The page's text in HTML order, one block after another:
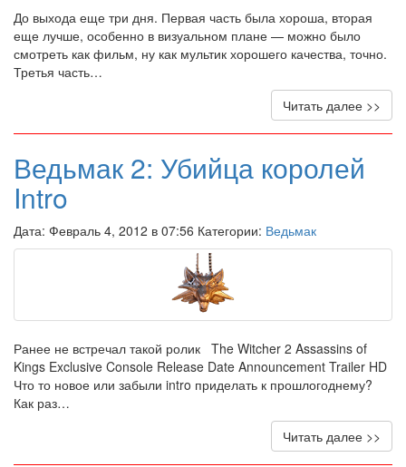
До выхода еще три дня. Первая часть была хороша, вторая
еще лучше, особенно в визуальном плане — можно было
смотреть как фильм, ну как мультик хорошего качества, точно.
Третья часть…
Читать далее >>
Ведьмак 2: Убийца королей
Intro
Дата: Февраль 4, 2012 в 07:56 Категории: Ведьмак
Ранее не встречал такой ролик The Witcher 2 Assassins of
Kings Exclusive Console Release Date Announcement Trailer HD
Что то новое или забыли intro приделать к прошлогоднему?
Как раз…
Читать далее >>